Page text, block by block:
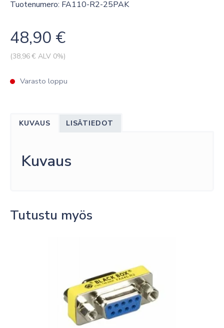
Tuotenumero: FA110-R2-25PAK
48,90 €
(38,96€ ALV 0%)
Varasto loppu
KUVAUS LISÄTIEDOT
Kuvaus
Tutustu myös